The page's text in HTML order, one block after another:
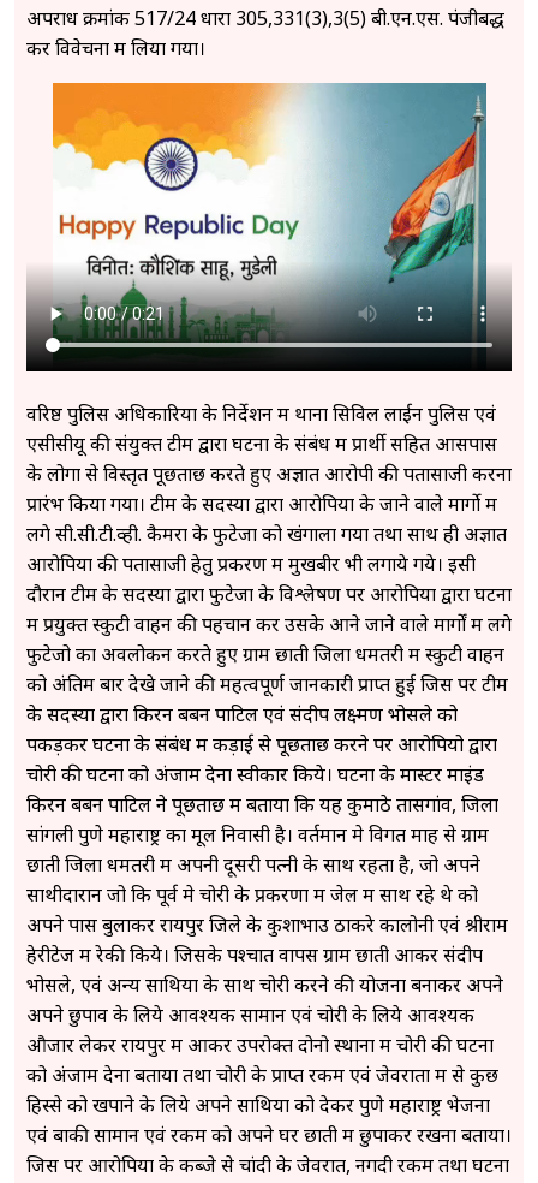
अपराध क्रमांक 517/24 धारा 305,331(3),3(5) बी.एन.एस. पंजीबद्ध
कर विवेचना में लिया गया।
वरिष्ठ पुलिस अधिकारियों के निर्देशन में थाना सिविल लाईन पुलिस एवं
एसीसीयू की संयुक्त टीम द्वारा घटना के संबंध में प्रार्थी सहित आसपास
के लोगों से विस्तृत पूछताछ करते हुए अज्ञात आरोपी की पतासाजी करना
प्रारंभ किया गया। टीम के सदस्यों द्वारा आरोपियों के जाने वाले मार्गो में
लगे सी.सी.टी.व्ही. कैमरों के फुटेजों को खंगाला गया तथा साथ ही अज्ञात
आरोपियों की पतासाजी हेतु प्रकरण में मुखबीर भी लगाये गये। इसी
दौरान टीम के सदस्यों द्वारा फुटेजों के विश्लेषण पर आरोपियों द्वारा घटना
में प्रयुक्त स्कुटी वाहन की पहचान कर उसके आने जाने वाले मार्गों में लगे
फुटेजो का अवलोकन करते हुए ग्राम छाती जिला धमतरी में स्कुटी वाहन
को अंतिम बार देखे जाने की महत्वपूर्ण जानकारी प्राप्त हुई जिस पर टीम
के सदस्यों द्वारा किरन बबन पाटिल एवं संदीप लक्ष्मण भोसले को
पकड़कर घटना के संबंध में कड़ाई से पूछताछ करने पर आरोपियो द्वारा
चोरी की घटना को अंजाम देना स्वीकार किये। घटना के मास्टर माइंड
किरन बबन पाटिल ने पूछताछ में बताया कि यह कुमाठे तासगांव, जिला
सांगली पुणे महाराष्ट्र का मूल निवासी है। वर्तमान मे विगत माह से ग्राम
छाती जिला धमतरी में अपनी दूसरी पत्नी के साथ रहता है, जो अपने
साथीदारान जो कि पूर्व मे चोरी के प्रकरणों में जेल में साथ रहे थे को
अपने पास बुलाकर रायपुर जिले के कुशाभाउ ठाकरे कालोनी एवं श्रीराम
हेरीटेज में रेकी किये। जिसके पश्चात वापस ग्राम छाती आकर संदीप
भोसले, एवं अन्य साथियों के साथ चोरी करने की योजना बनाकर अपने
अपने छुपाव के लिये आवश्यक सामान एवं चोरी के लिये आवश्यक
औजार लेकर रायपुर में आकर उपरोक्त दोनो स्थानों में चोरी की घटना
को अंजाम देना बताया तथा चोरी के प्राप्त रकम एवं जेवरातों में से कुछ
हिस्से को खपाने के लिये अपने साथियों को देकर पुणे महाराष्ट्र भेजना
एवं बाकी सामान एवं रकम को अपने घर छाती में छुपाकर रखना बताया।
जिस पर आरोपियों के कब्जे से चांदी के जेवरात, नगदी रकम तथा घटना